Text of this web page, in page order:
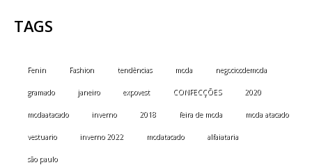
TAGS
Fenin Fashion tendências moda negociosdemoda
gramado janeiro expovest CONFECÇÕES 2020
modaatacado inverno 2018 feira de moda moda atacado
vestuario inverno 2022 modatacado alfaiataria
são paulo